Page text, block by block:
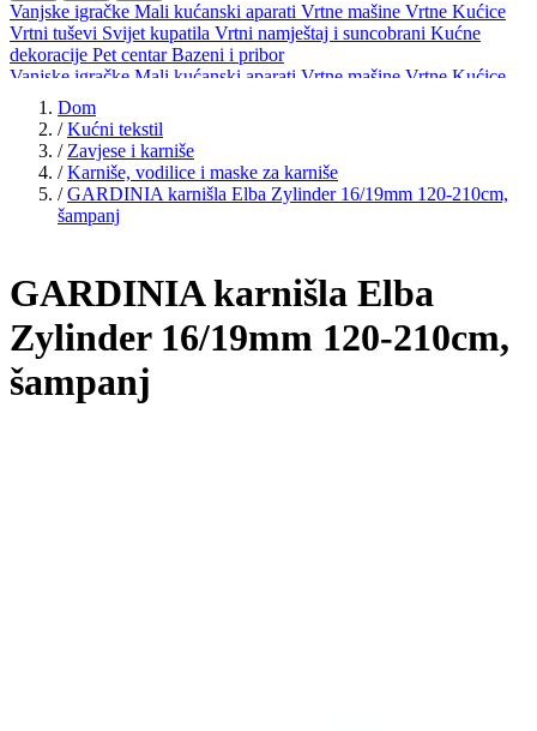
Vanjske igračke Mali kućanski aparati Vrtne mašine Vrtne Kućice
Vrtni tuševi Svijet kupatila Vrtni namještaj i suncobrani Kućne
dekoracije Pet centarBazeni i pribor
Vanjske igračke Mali kućanski aparati Vrtne mašine Vrtne Kućice
Vrtni tuševi
dekoracijePet centar
Dom
/ Kućni tekstil
/ Zavjese i karniše
/ Karniše, vodilice i maske za karniše
/ GARDINIA karnišla Elba Zylinder 16/19mm 120-210cm,
šampanj
GARDINIA karnišla Elba
Zylinder 16/19mm 120-210cm,
šampanj